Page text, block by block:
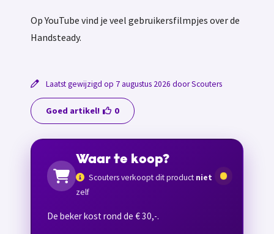
Op YouTube vind je veel gebruikersfilmpjes over de
Handsteady.
Laatst gewijzigd op 7 augustus 2026 door Scouters
Goed artikel! 0
Waar te koop?
Scouters verkoopt dit product niet
zelf
De beker kost rond de € 30,-.